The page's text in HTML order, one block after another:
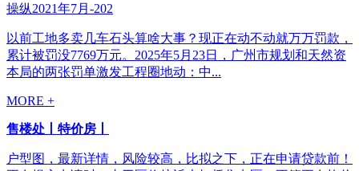
操纵2021年7月-202
以前工地多卖几车石头算啥大事？现正在动不动就万万罚款，
累计被罚没7769万元。2025年5月23日，广州市规划和天然资
本局的两张罚单激发工程圈地动：中...
MORE +
售楼处丨特价房丨
户型图，最新详情，风险较高，比拟之下，正在申请贷款前！